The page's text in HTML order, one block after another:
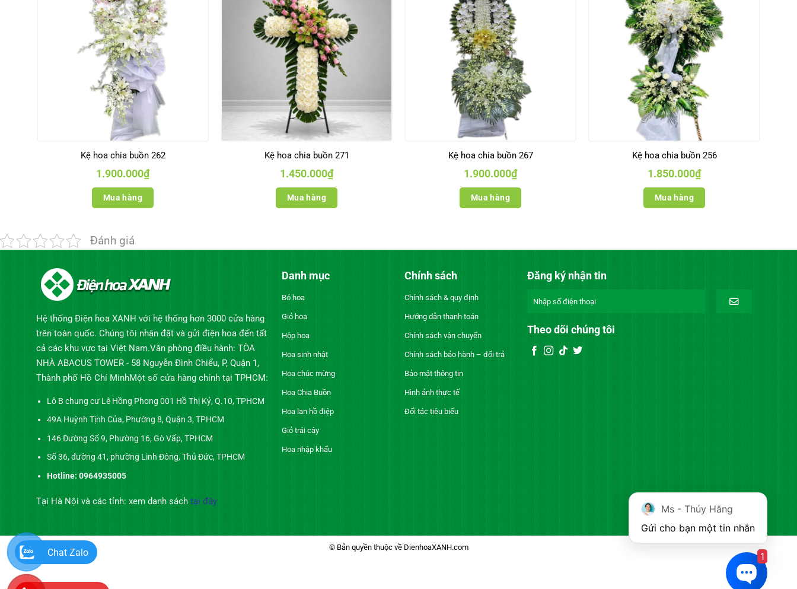
Kệ hoa chia buồn 262
1.900.000₫
Mua hàng
Kệ hoa chia buồn 271
1.450.000₫
Mua hàng
Kệ hoa chia buồn 267
1.900.000₫
Mua hàng
Kệ hoa chia buồn 256
1.850.000₫
Mua hàng
Đánh giá
Hệ thống Điện hoa XANH với hệ thống hơn 3000 cửa hàng
trên toàn quốc. Chúng tôi nhận đặt và gửi điện hoa đến tất
cả các khu vực tại Việt Nam.Văn phòng điều hành: TÒA
NHÀ ABACUS TOWER - 58 Nguyễn Đình Chiểu, P, Quận 1,
Thành phố Hồ Chí MinhMột số cửa hàng chính tại TPHCM:
Lô B chung cư Lê Hồng Phong 001 Hồ Thị Kỷ, Q.10, TPHCM
49A Huỳnh Tịnh Của, Phường 8, Quận 3, TPHCM
146 Đường Số 9, Phường 16, Gò Vấp, TPHCM
Số 36, đường 41, phường Linh Đông, Thủ Đức, TPHCM
Hotline: 0964935005
Tại Hà Nội và các tỉnh: xem danh sách tại đây
Danh mục
Bó hoa
Giỏ hoa
Hộp hoa
Hoa sinh nhật
Hoa chúc mừng
Hoa Chia Buồn
Hoa lan hồ điệp
Giỏ trái cây
Hoa nhập khẩu
Chính sách
Chính sách & quy định
Hướng dẫn thanh toán
Chính sách vận chuyển
Chính sách bảo hành – đổi trả
Bảo mật thông tin
Hình ảnh thực tế
Đối tác tiêu biểu
Đăng ký nhận tin
Theo dõi chúng tôi
© Bản quyền thuộc về DienhoaXANH.com
Chat Zalo
Ms - Thúy Hằng
Gửi cho bạn một tin nhắn
1